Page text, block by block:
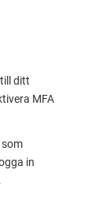
ditt
MFA
in